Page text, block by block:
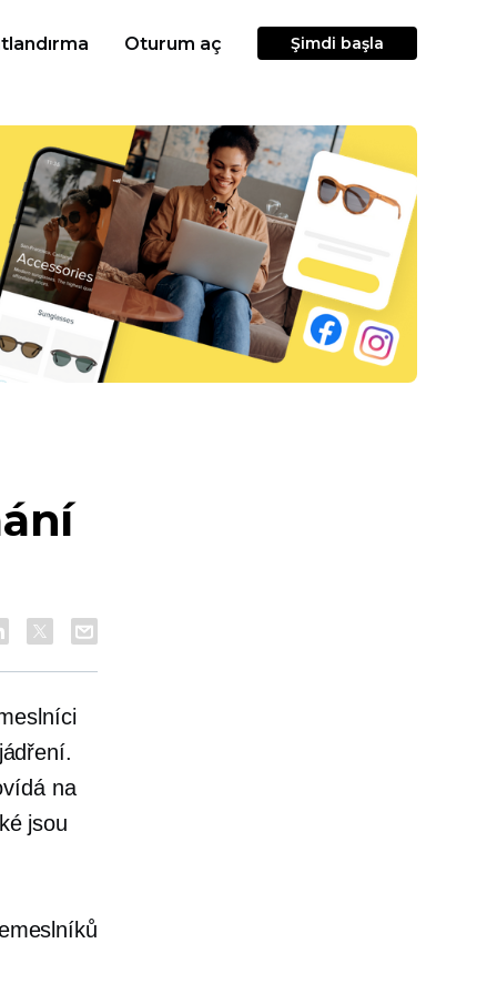
Oturum aç Şimdi başla
na
jsou